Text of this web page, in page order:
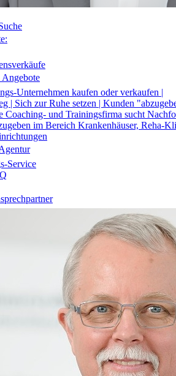
Angebote
Unternehmen kaufen oder verkaufen |
| Sich zur Ruhe setzen | Kunden
Coaching- und Trainingsfirma sucht
im Bereich Krankenhäuser, Reha-
Service